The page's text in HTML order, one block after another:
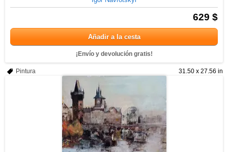
629 $
Añadir a la cesta
¡Envío y devolución gratis!
31.50 x 27.56 in
Pintura